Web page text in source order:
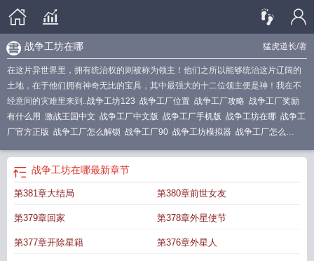
猛虎道长/著
战争工坊在哪
在这片异世界里，拥有统治权的则被称为领主！他们之所以能够统治这片辽阔的
土地，在于他们拥有神奇无比的宝具，其中最强大的十二位领主便是神！我在不
经意间的灾难里来到..战争工坊123 战争工厂位置 战争工厂攻略 战争工厂奖励
有什么用 激战王国中文 战争工厂中文版 战争工厂手机版 战争工坊在哪 战争工
厂官方正版 战争工厂怎么解锁 战争工厂90 战争工坊模拟器 战争工厂怎么
世界战争工坊图纸在哪里买
战争工厂咋打
争工厂
法解析战争工坊 地狱猛犸 战争工坊全部章节战争工厂45
励战争工坊要造吗 战争工坊怎么下订单战争工坊最高几级
工厂开启条件战争工坊钢化命运印记最新章节
战争工坊在哪最新章节
第381章大结局 第380章前世女友
第379章回家 第378章外星使节
第377章开除星籍 第376章外星人